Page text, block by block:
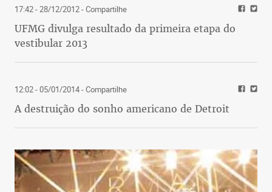
17:42 - 28/12/2012- Compartilhe
UFMG divulga resultado da primeira etapa do
vestibular 2013
12:02 - 05/01/2014- Compartilhe
A destruição do sonho americano de Detroit